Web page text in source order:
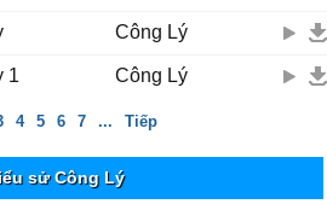
Công Lý
1 Công Lý
4 5 6 7 ... Tiếp
sử Công Lý